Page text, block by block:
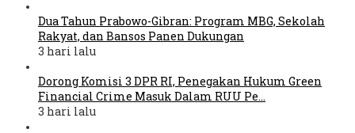
Dua Tahun Prabowo-Gibran: Program MBG, Sekolah
Rakyat, dan Bansos Panen Dukungan
3 hari lalu
Dorong Komisi 3 DPR RI, Penegakan Hukum Green
Financial Crime Masuk Dalam RUU Pe…
3 hari lalu